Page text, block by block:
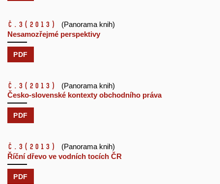
č.3 (2013)
(Panorama knih)
Nesamozřejmé perspektivy
PDF
č.3 (2013)
(Panorama knih)
Česko-slovenské kontexty obchodního práva
PDF
č.3 (2013)
(Panorama knih)
Říční dřevo ve vodních tocích ČR
PDF